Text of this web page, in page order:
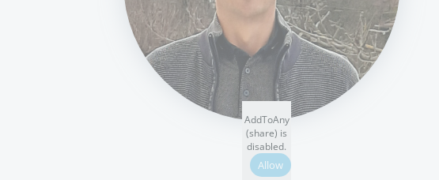
AddToAny
(share) is
disabled.
Allow